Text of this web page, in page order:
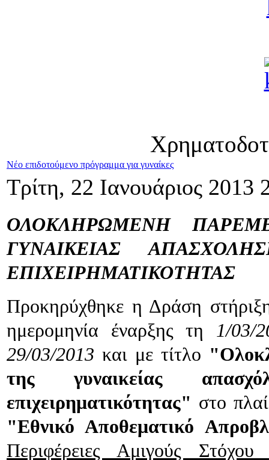
Νέο επιδοτούμενο πρόγραμμα για γυναίκες
Τρίτη, 22 Ιανουάριος 2013
ΟΛΟΚΛΗΡΩΜΕΝΗ
ΓΥΝΑΙΚΕΙΑΣ
ΕΠΙΧΕΙΡΗΜΑΤΙΚΟΤΗΤΑΣ
Προκηρύχθηκε η Δράση
ημερομηνία έναρξης τη
1/03/
29/03/2013 και με τίτλο
της γυναικείας
επιχειρηματικότητας" στο
"Εθνικό Αποθεματικό
Περιφέρειες Αμιγούς Στόχου